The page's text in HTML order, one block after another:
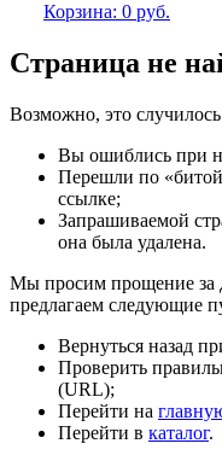
Корзина: 0 руб.
Страница не
Возможно, это
Вы ошиблись при
Перешли по
ссылке;
Запрашиваемой
она была удалена.
Мы просим прощение за
предлагаем следующие
Вернуться назад
Проверить
(URL);
Перейти на
Перейти в каталог.